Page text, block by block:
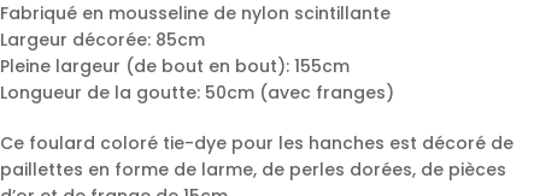
Fabriqué en mousseline de nylon scintillante
Largeur décorée: 85cm
Pleine largeur (de bout en bout): 155cm
Longueur de la goutte: 50cm (avec franges)
Ce foulard coloré tie-dye pour les hanches est décoré de
paillettes en forme de larme, de perles dorées, de pièces